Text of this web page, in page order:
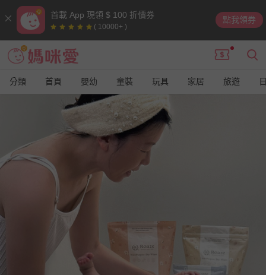
首載 App 現領 $ 100 折價券
( 10000+ )
點我領券
分類 首頁 嬰幼 童裝 玩具 家居 旅遊